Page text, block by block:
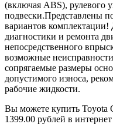
(включая ABS), рулевого
подвески.Представлены
вариантов
диагностики и ремонта
непосредственного
возможные
сопрягаемые размеры
допустимого износа,
рабочие жидкости.
Вы можете купить Toyota
1399.00 рублей в